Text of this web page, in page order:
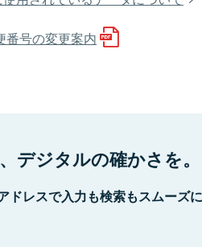
番号の変更案内
デジタルの確かさを。
ドレスで入力も検索もスムーズ